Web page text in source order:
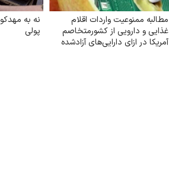
مطالبه ممنوعیت واردات اقلام
غذایی و دارویی از کشورمتخاصم
آمریکا در ازای دارایی‌های آزادشده
نه به
پولی